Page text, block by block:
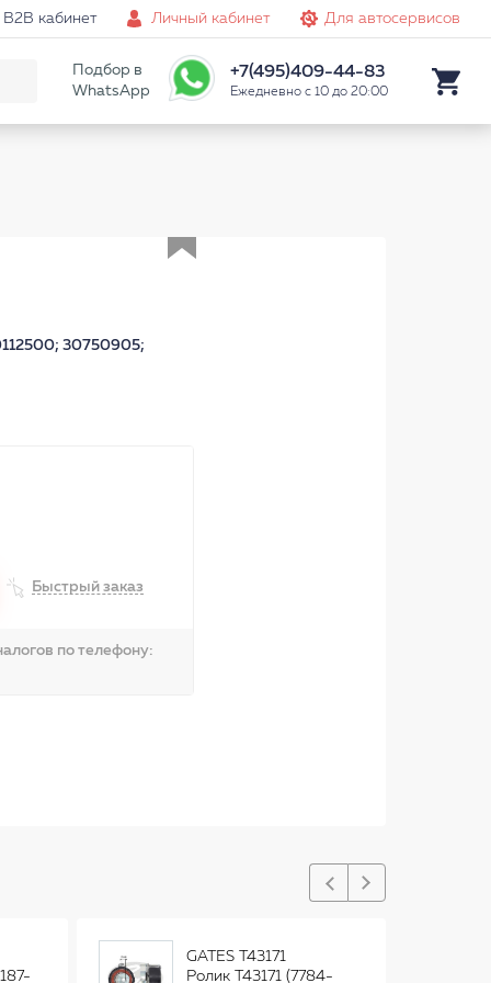
B2B кабинет Личный кабинет Для автосервисов
Подбор в
WhatsApp
+7(495)409-44-83
Ежедневно с 10 до 20:00
30750905;
Быстрый заказ
по телефону:
GATES T43171
Ролик T43171 (7784-